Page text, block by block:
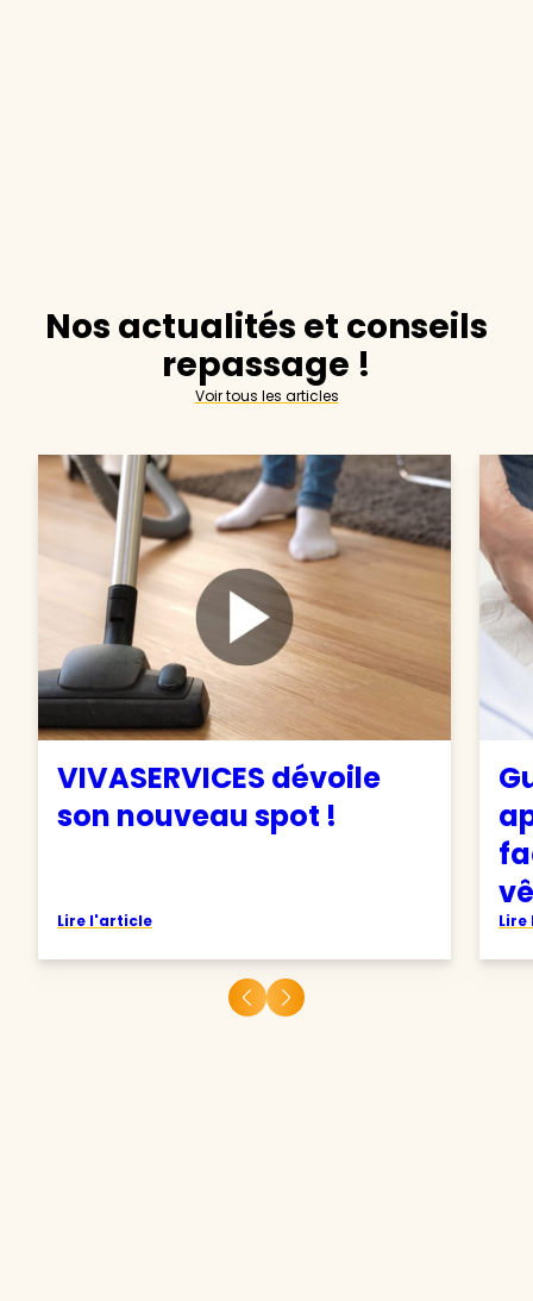
Nos actualités et conseils
repassage !
Voir tous les articles
VIVASERVICES dévoile
son nouveau spot !
Lire l'article